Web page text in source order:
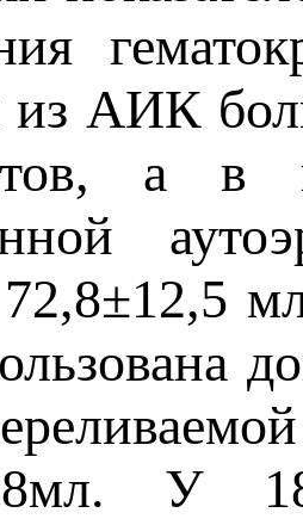
из АИК
а в
72,8±12,5
У